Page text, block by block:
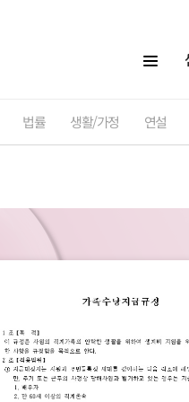
법률 생활/가정 연설